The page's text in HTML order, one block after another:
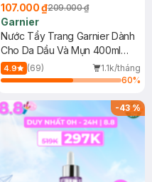
107.000 ₫209.000 ₫
Garnier
Nước Tẩy Trang Garnier Dành
Cho Da Dầu Và Mụn 400ml
(Mới)
4.9 (69)
1.1k/tháng
60%
-43%